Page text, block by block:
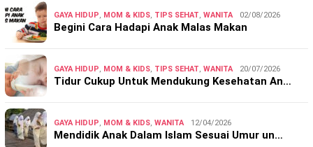
GAYA HIDUP, MOM & KIDS, TIPS SEHAT, WANITA 02/08/2026
Begini Cara Hadapi Anak Malas Makan
GAYA HIDUP, MOM & KIDS, TIPS SEHAT, WANITA 20/07/2026
Tidur Cukup Untuk Mendukung Kesehatan An…
GAYA HIDUP, MOM & KIDS, WANITA 12/04/2026
Mendidik Anak Dalam Islam Sesuai Umur un…